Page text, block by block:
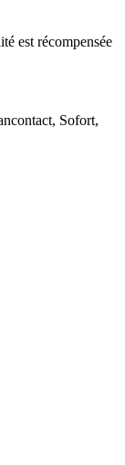
est récompensée
Sofort,